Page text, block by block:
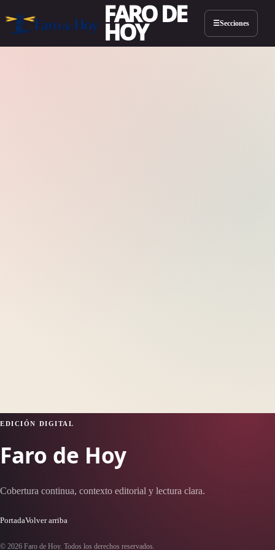
FARO DE
HOY ☰Secciones
EDICIÓN DIGITAL
Faro de Hoy
Cobertura continua, contexto editorial y lectura clara.
PortadaVolver arriba
© 2026 Faro de Hoy. Todos los derechos reservados.